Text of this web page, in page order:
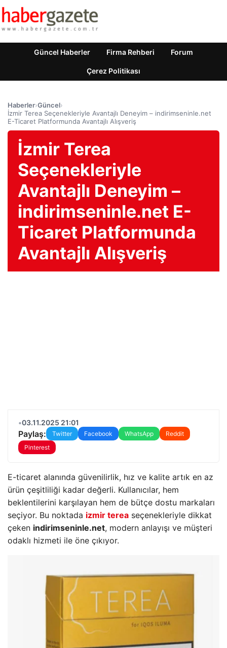
Güncel Haberler Firma Rehberi Forum
Çerez Politikası
Haberler›Güncel›
İzmir Terea Seçenekleriyle Avantajlı Deneyim – indirimseninle.net
E-Ticaret Platformunda Avantajlı Alışveriş
İzmir Terea
Seçenekleriyle
Avantajlı Deneyim –
indirimseninle.net E-
Ticaret Platformunda
Avantajlı Alışveriş
•03.11.2025 21:01
Paylaş: Twitter Facebook WhatsApp
Reddit
Pinterest
E-ticaret alanında güvenilirlik, hız ve kalite artık en az
ürün çeşitliliği kadar değerli. Kullanıcılar, hem
beklentilerini karşılayan hem de bütçe dostu markaları
seçiyor. Bu noktada izmir terea seçenekleriyle dikkat
çeken indirimseninle.net, modern anlayışı ve müşteri
odaklı hizmeti ile öne çıkıyor.